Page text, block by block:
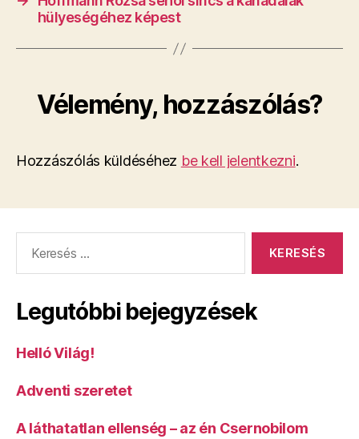
hülyeségéhez képest
Vélemény, hozzászólás?
Hozzászólás küldéséhez be kell jelentkezni.
Legutóbbi bejegyzések
Helló Világ!
Adventi szeretet
A láthatatlan ellenség – az én Csernobilom